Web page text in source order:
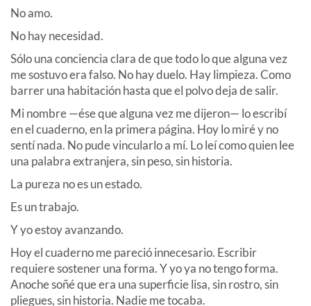
No amo.
No hay necesidad.
Sólo una conciencia clara de que todo lo que alguna vez
me sostuvo era falso. No hay duelo. Hay limpieza. Como
barrer una habitación hasta que el polvo deja de salir.
Mi nombre —ése que alguna vez me dijeron— lo escribí
en el cuaderno, en la primera página. Hoy lo miré y no
sentí nada. No pude vincularlo a mí. Lo leí como quien lee
una palabra extranjera, sin peso, sin historia.
La pureza no es un estado.
Es un trabajo.
Y yo estoy avanzando.
Hoy el cuaderno me pareció innecesario. Escribir
requiere sostener una forma. Y yo ya no tengo forma.
Anoche soñé que era una superficie lisa, sin rostro, sin
pliegues, sin historia. Nadie me tocaba.